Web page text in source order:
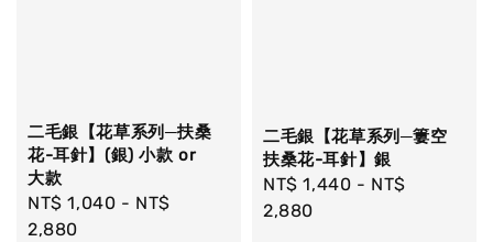
二毛銀【花草系列─扶桑
花-耳針】(銀) 小款 or
大款
Regular
price
NT$ 1,040 - NT$
2,880
二毛銀【花草系列─簍空
扶桑花-耳針】銀
Regular
price
NT$ 1,440 - NT$
2,880